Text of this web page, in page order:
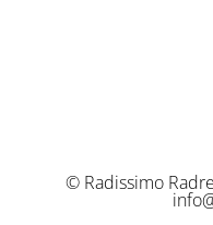
© Radissimo